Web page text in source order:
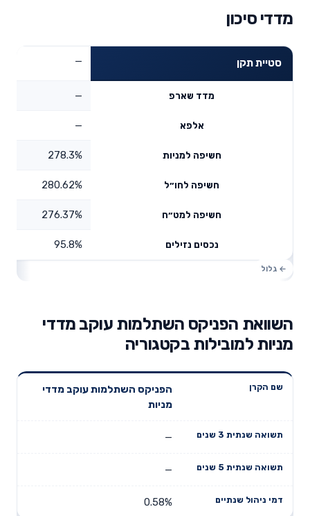
מדדי סיכון
סטיית תקן —
מדד שארפ —
אלפא —
חשיפה למניות 278.3%
חשיפה לחו״ל 280.62%
חשיפה למט״ח 276.37%
נכסים נזילים 95.8%
השוואת הפניקס השתלמות עוקב מדדי
מניות למובילות בקטגוריה
שנתית 3
תשואה
דמי ניהול
הפניקס השתלמות עוקב מדדי
מניות
—
—
0.58%